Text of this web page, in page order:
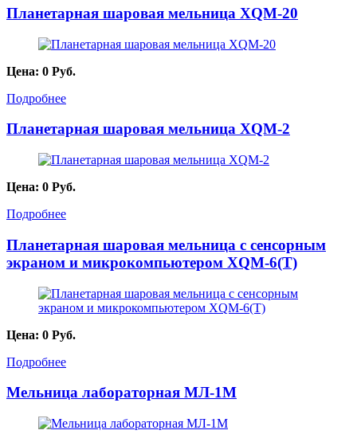
Планетарная шаровая мельница XQM-20
Цена: 0 Руб.
Подробнее
Планетарная шаровая мельница XQM-2
Цена: 0 Руб.
Подробнее
Планетарная шаровая мельница с сенсорным
экраном и микрокомпьютером XQM-6(T)
Цена: 0 Руб.
Подробнее
Мельница лабораторная МЛ-1М